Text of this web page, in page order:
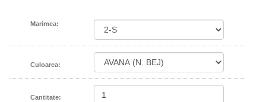
Marimea:
Culoarea:
Cantitate: